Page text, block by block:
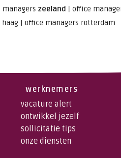
managers zeeland | office
| office managers rotterdam
werknemers
vacature alert
ontwikkel jezelf
sollicitatie tips
onze diensten